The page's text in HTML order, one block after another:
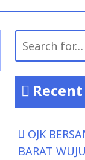
Search
OJK
BARAT